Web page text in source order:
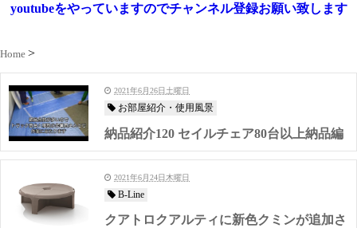
youtubeをやっていますのでチャンネル登録お願い致します
Home
2021年6月26日土曜日
お部屋紹介・使用風景
納品紹介120 セイルチェア80台以上納品編
2021年6月24日木曜日
B-Line
クアトロクアルティに新色クミンが追加さ